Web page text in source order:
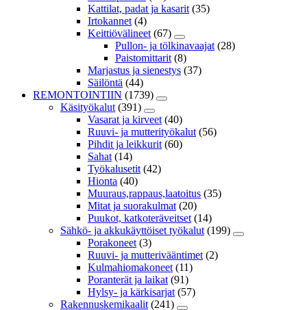
Kattilat, padat ja kasarit (35)
Irtokannet (4)
Keittiövälineet (67)
Pullon- ja tölkinavaajat (28)
Paistomittarit (8)
Marjastus ja sienestys (37)
Säilöntä (44)
REMONTOINTIIN (1739)
Käsityökalut (391)
Vasarat ja kirveet (40)
Ruuvi- ja mutterityökalut (56)
Pihdit ja leikkurit (60)
Sahat (14)
Työkalusetit (42)
Hionta (40)
Muuraus,rappaus,laatoitus (35)
Mitat ja suorakulmat (20)
Puukot, katkoteräveitset (14)
Sähkö- ja akkukäyttöiset työkalut (199)
Porakoneet (3)
Ruuvi- ja mutterivääntimet (2)
Kulmahiomakoneet (11)
Poranterät ja laikat (91)
Hylsy- ja kärkisarjat (57)
Rakennuskemikaalit (241)